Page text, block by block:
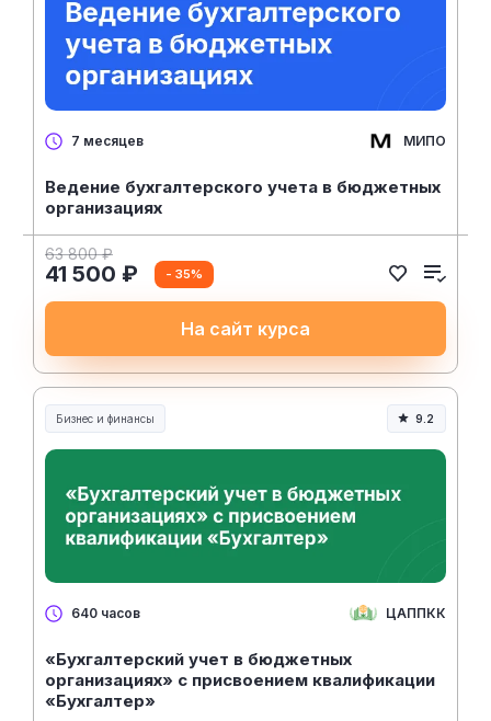
7 месяцев МИПО
Ведение бухгалтерского учета в бюджетных
организациях
63 800 ₽
41 500 ₽ - 35%
На сайт курса
Бизнес и финансы 9.2
640 часов ЦАППКК
«Бухгалтерский учет в бюджетных
организациях» с присвоением квалификации
«Бухгалтер»